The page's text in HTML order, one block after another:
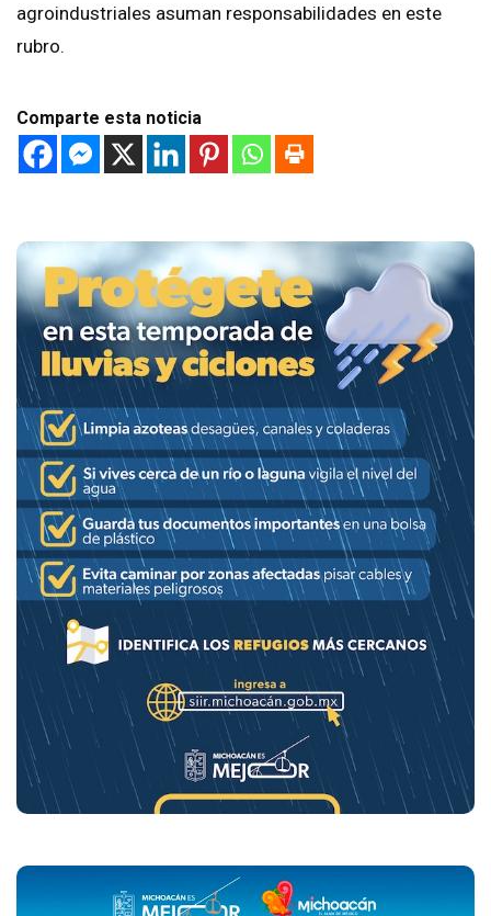
agroindustriales asuman responsabilidades en este
rubro.
Comparte esta noticia